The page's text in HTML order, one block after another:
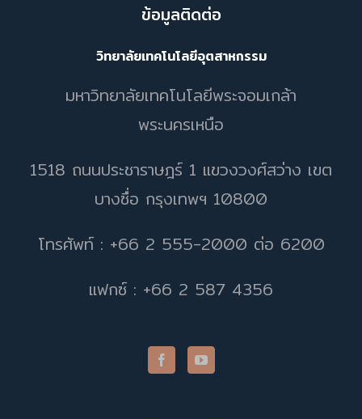
ข้อมูลติดต่อ
วิทยาลัยเทคโนโลยีอุตสาหกรรม
มหาวิทยาลัยเทคโนโลยีพระจอมเกล้า
พระนครเหนือ
1518 ถนนประชาราษฎร์ 1 แขวงวงศ์สว่าง เขต
บางซื่อ กรุงเทพฯ 10800
โทรศัพท์ : +66 2 555-2000 ต่อ 6200
แฟกซ์ : +66 2 587 4356